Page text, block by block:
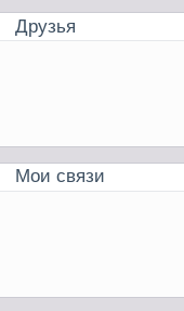
Друзья
Мои связи